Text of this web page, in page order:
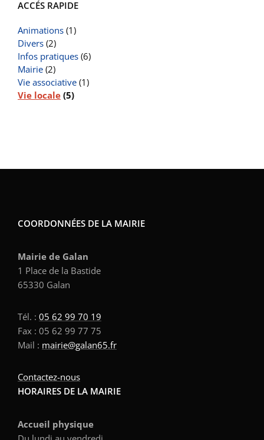
ACCÉS RAPIDE
Animations (1)
Divers (2)
Infos pratiques (6)
Mairie (2)
Vie associative (1)
Vie locale (5)
COORDONNÉES DE LA MAIRIE
Mairie de Galan
1 Place de la Bastide
65330 Galan
Tél. : 05 62 99 70 19
Fax : 05 62 99 77 75
Mail : mairie@galan65.fr
Contactez-nous
HORAIRES DE LA MAIRIE
Accueil physique